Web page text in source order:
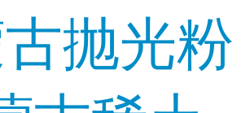
抛光粉